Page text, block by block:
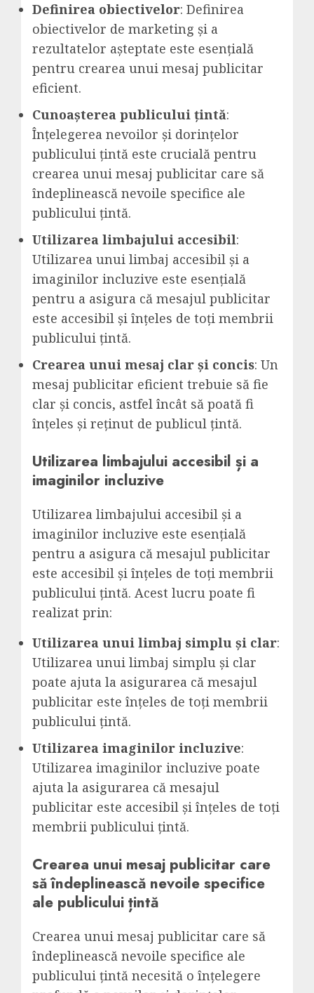
Definirea obiectivelor: Definirea
obiectivelor de marketing și a
rezultatelor așteptate este esențială
pentru crearea unui mesaj publicitar
eficient.
Cunoașterea publicului țintă:
Înțelegerea nevoilor și dorințelor
publicului țintă este crucială pentru
crearea unui mesaj publicitar care să
îndeplinească nevoile specifice ale
publicului țintă.
Utilizarea limbajului accesibil:
Utilizarea unui limbaj accesibil și a
imaginilor incluzive este esențială
pentru a asigura că mesajul publicitar
este accesibil și înțeles de toți membrii
publicului țintă.
Crearea unui mesaj clar și concis: Un
mesaj publicitar eficient trebuie să fie
clar și concis, astfel încât să poată fi
înțeles și reținut de publicul țintă.
Utilizarea limbajului accesibil și a
imaginilor incluzive
Utilizarea limbajului accesibil și a
imaginilor incluzive este esențială
pentru a asigura că mesajul publicitar
este accesibil și înțeles de toți membrii
publicului țintă. Acest lucru poate fi
realizat prin:
Utilizarea unui limbaj simplu și clar:
Utilizarea unui limbaj simplu și clar
poate ajuta la asigurarea că mesajul
publicitar este înțeles de toți membrii
publicului țintă.
Utilizarea imaginilor incluzive:
Utilizarea imaginilor incluzive poate
ajuta la asigurarea că mesajul
publicitar este accesibil și înțeles de toți
membrii publicului țintă.
Crearea unui mesaj publicitar care
să îndeplinească nevoile specifice
ale publicului țintă
Crearea unui mesaj publicitar care să
îndeplinească nevoile specifice ale
publicului țintă necesită o înțelegere